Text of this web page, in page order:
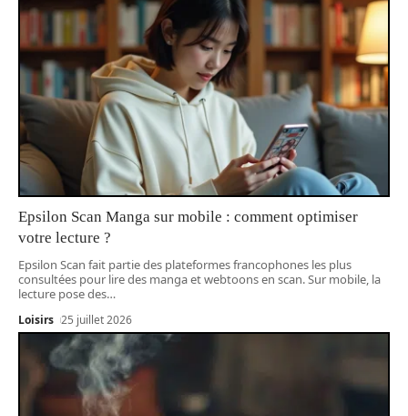
Epsilon Scan Manga sur mobile : comment optimiser
votre lecture ?
Epsilon Scan fait partie des plateformes francophones les plus
consultées pour lire des manga et webtoons en scan. Sur mobile, la
lecture pose des…
Loisirs 25 juillet 2026